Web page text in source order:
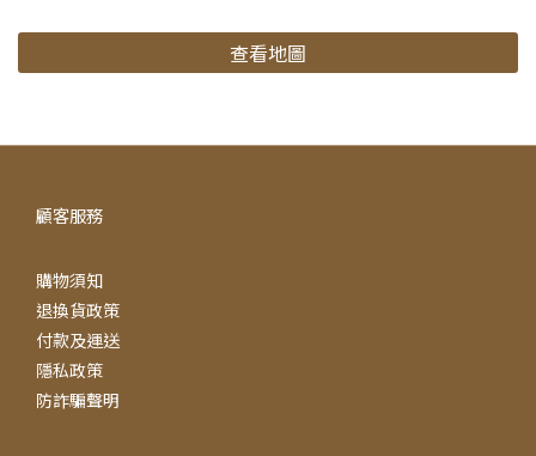
查看地圖
顧客服務
購物須知
退換貨政策
付款及運送
隱私政策
防詐騙聲明